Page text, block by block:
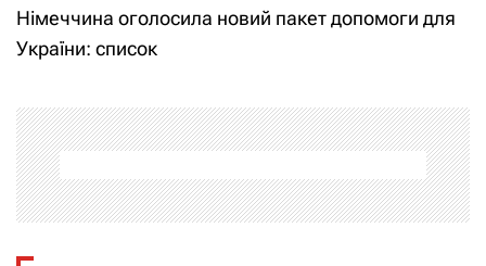
в
г
а
ц
Німеччина оголосила новий пакет допомоги для
України: список